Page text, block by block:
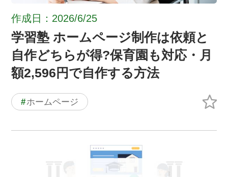
作成日：2026/6/25
学習塾 ホームページ制作は依頼と
自作どちらが得?保育園も対応・月
額2,596円で自作する方法
#ホームページ